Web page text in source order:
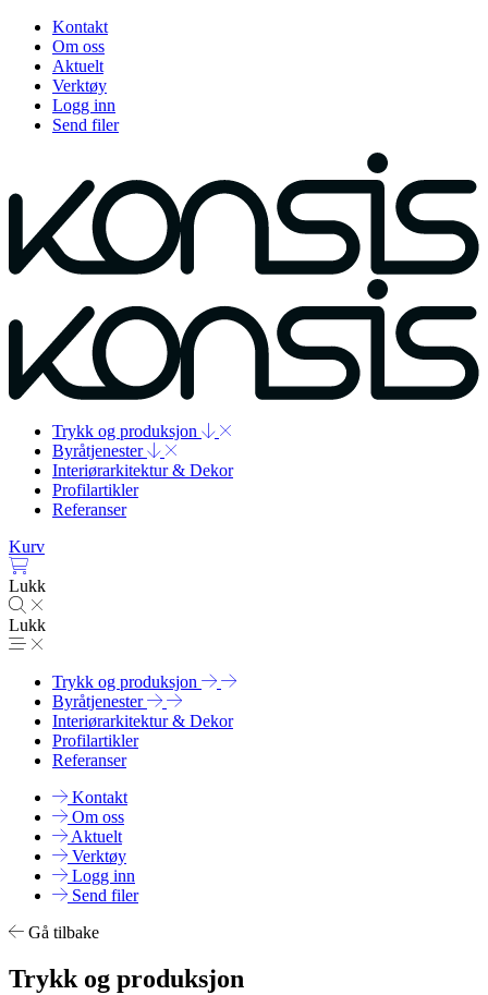
Kontakt
Om oss
Aktuelt
Verktøy
Logg inn
Send filer
Trykk og produksjon
Byråtjenester
Interiørarkitektur & Dekor
Profilartikler
Referanser
Kurv
Lukk
Lukk
Trykk og produksjon
Byråtjenester
Interiørarkitektur & Dekor
Profilartikler
Referanser
Kontakt
Om oss
Aktuelt
Verktøy
Logg inn
Send filer
Gå tilbake
Trykk og produksjon